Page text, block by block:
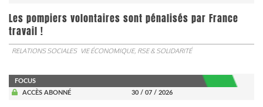
Les pompiers volontaires sont pénalisés par France
travail !
RELATIONS SOCIALES VIE ÉCONOMIQUE, RSE & SOLIDARITÉ
FOCUS
ACCÈS ABONNÉ
30 / 07 / 2026